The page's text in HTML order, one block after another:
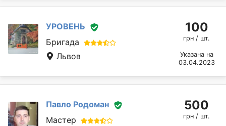
УРОВЕНЬ
Бригада
Львов
100
грн / шт.
Указана на
03.04.2023
Павло Родоман
Мастер
500
грн / шт.